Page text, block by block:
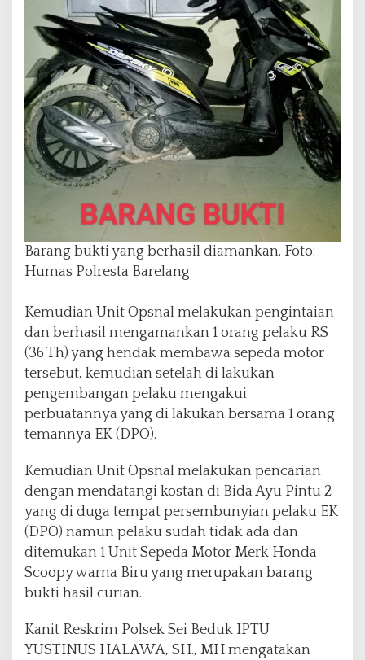
Barang bukti yang berhasil diamankan. Foto:
Humas Polresta Barelang
Kemudian Unit Opsnal melakukan pengintaian
dan berhasil mengamankan 1 orang pelaku RS
(36 Th) yang hendak membawa sepeda motor
tersebut, kemudian setelah di lakukan
pengembangan pelaku mengakui
perbuatannya yang di lakukan bersama 1 orang
temannya EK (DPO).
Kemudian Unit Opsnal melakukan pencarian
dengan mendatangi kostan di Bida Ayu Pintu 2
yang di duga tempat persembunyian pelaku EK
(DPO) namun pelaku sudah tidak ada dan
ditemukan 1 Unit Sepeda Motor Merk Honda
Scoopy warna Biru yang merupakan barang
bukti hasil curian.
Kanit Reskrim Polsek Sei Beduk IPTU
YUSTINUS HALAWA, SH., MH mengatakan